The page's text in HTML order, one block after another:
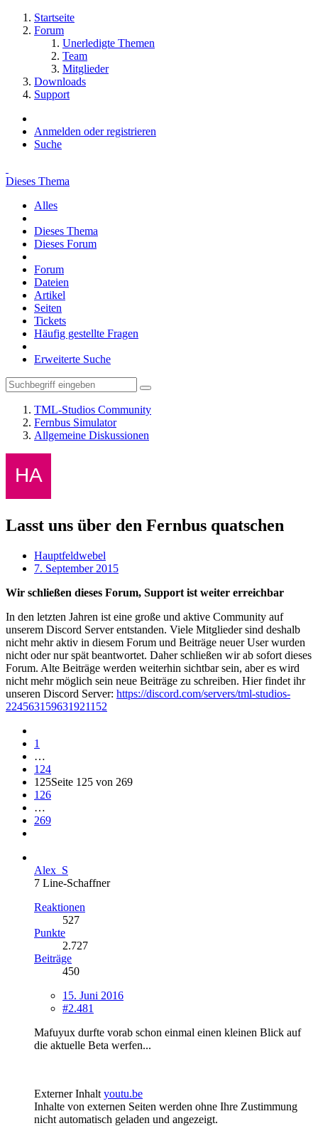
Startseite
Forum
Unerledigte Themen
Team
Mitglieder
Downloads
Support
Anmelden oder registrieren
Suche
Dieses Thema
Alles
Dieses Thema
Dieses Forum
Forum
Dateien
Artikel
Seiten
Tickets
Häufig gestellte Fragen
Erweiterte Suche
TML-Studios Community
Fernbus Simulator
Allgemeine Diskussionen
Lasst uns über den Fernbus quatschen
Hauptfeldwebel
7. September 2015
Wir schließen dieses Forum, Support ist weiter erreichbar
In den letzten Jahren ist eine große und aktive Community auf
unserem Discord Server entstanden. Viele Mitglieder sind deshalb
nicht mehr aktiv in diesem Forum und Beiträge neuer User wurden
nicht oder nur spät beantwortet. Daher schließen wir ab sofort dieses
Forum. Alte Beiträge werden weiterhin sichtbar sein, aber es wird
nicht mehr möglich sein neue Beiträge zu schreiben. Hier findet ihr
unseren Discord Server: https://discord.com/servers/tml-studios-
224563159631921152
1
…
124
125Seite 125 von 269
126
…
269
Alex_S
7 Line-Schaffner
Reaktionen
527
Punkte
2.727
Beiträge
450
15. Juni 2016
#2.481
Mafuyux durfte vorab schon einmal einen kleinen Blick auf
die aktuelle Beta werfen...
Externer Inhalt youtu.be
Inhalte von externen Seiten werden ohne Ihre Zustimmung
nicht automatisch geladen und angezeigt.